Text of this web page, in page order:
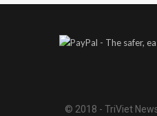
© 2018 - TriViet